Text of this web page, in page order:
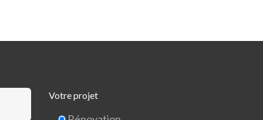
Votre projet